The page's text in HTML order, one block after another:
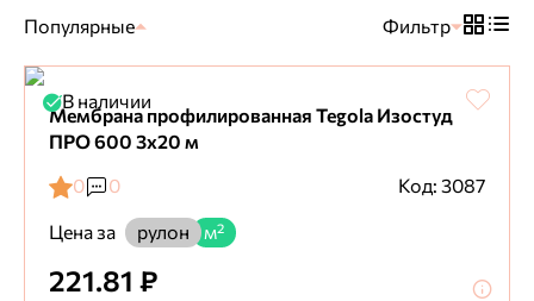
Популярные Фильтр
В наличии
Мембрана профилированная Tegola Изостуд
ПРО 600 3х20 м
0
0
Код: 3087
Цена за
рулон м²
221.81 ₽